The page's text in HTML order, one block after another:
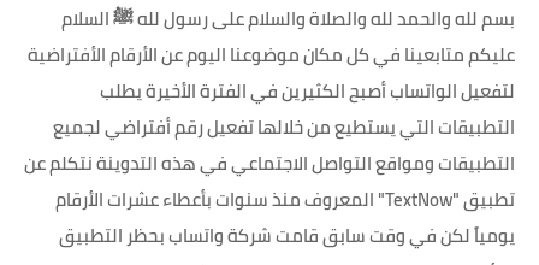
بسم لله والحمد لله والصلاة والسلام على رسول لله ﷺ السلام
عليكم متابعينا في كل مكان موضوعنا اليوم عن الأرقام الأفتراضية
لتفعيل الواتساب أصبح الكثيرين في الفترة الأخيرة يطلب
التطبيقات التي يستطيع من خلالها تفعيل رقم أفتراضي لجميع
التطبيقات ومواقع التواصل الاجتماعي في هذه التدوينة نتكلم عن
تطبيق "TextNow" المعروف منذ سنوات بأعطاء عشرات الأرقام
يومياً لكن في وقت سابق قامت شركة واتساب بحظر التطبيق